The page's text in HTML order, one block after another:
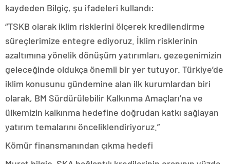
kaydeden Bilgiç, şu ifadeleri kullandı:
“TSKB olarak iklim risklerini ölçerek kredilendirme
süreçlerimize entegre ediyoruz. İklim risklerinin
azaltımına yönelik dönüşüm yatırımları, gezegenimizin
geleceğinde oldukça önemli bir yer tutuyor. Türkiye’de
iklim konusunu gündemine alan ilk kurumlardan biri
olarak, BM Sürdürülebilir Kalkınma Amaçları’na ve
ülkemizin kalkınma hedefine doğrudan katkı sağlayan
yatırım temalarını önceliklendiriyoruz.”
Kömür finansmanından çıkma hedefi